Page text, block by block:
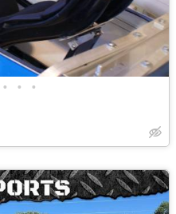
• • •